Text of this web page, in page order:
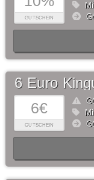
GUTSCHEIN
6€
GUTSCHEIN
6 Euro